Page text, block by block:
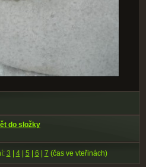
do složky
3 4| 5 6 7 (čas ve vteřinách)